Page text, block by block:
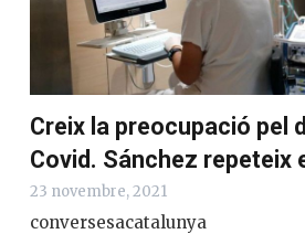
Creix la preocupació pel
Covid. Sánchez repeteix
23 novembre, 2021
conversesacatalunya